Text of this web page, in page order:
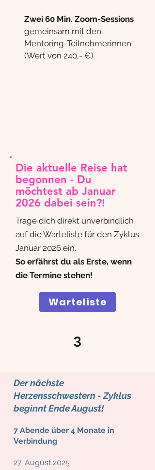
Zwei 60 Min. Zoom-Sessions
gemeinsam mit den
Mentoring-Teilnehmerinnen
(Wert von 240,- €)
Die aktuelle Reise hat
begonnen - Du
möchtest ab Januar
2026 dabei sein?!
Trage dich direkt unverbindlich
auf die Warteliste für den Zyklus
Januar 2026 ein.
So erfährst du als Erste, wenn
die Termine stehen!
Warteliste
3
Der nächste
Herzensschwestern - Zyklus
beginnt Ende August!
7 Abende über 4 Monate in
Verbindung
27. August 2025